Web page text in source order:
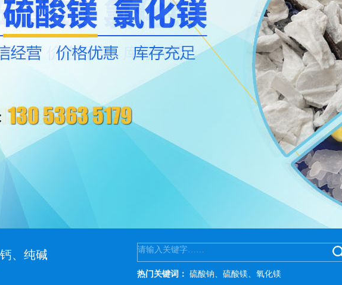
、纯碱
热门关键词： 硫酸钠、硫酸镁、氧化镁